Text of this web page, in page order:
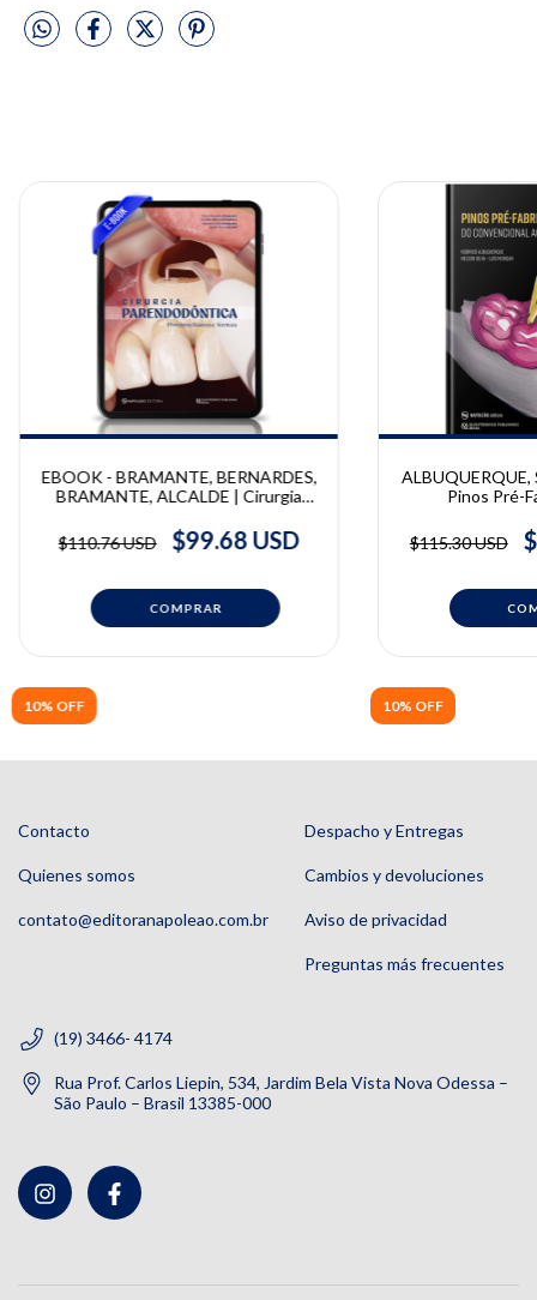
10% OFF
EBOOK - BRAMANTE, BERNARDES,
BRAMANTE, ALCALDE | Cirurgia
Ricardo Bernardes, Alexandre
Bramante, Murilo Alcalde
$110.76 USD $99.68 USD
10% OFF
Pinos Pré-
Albuquerque -
$115.30 USD
Contacto
Quienes somos
contato@editoranapoleao.com.br
Despacho y Entregas
Cambios y devoluciones
Aviso de privacidad
Preguntas más frecuentes
(19) 3466- 4174
Rua Prof. Carlos Liepin, 534, Jardim Bela Vista Nova Odessa –
São Paulo – Brasil 13385-000